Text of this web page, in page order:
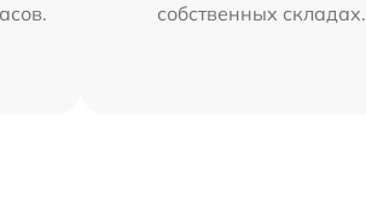
собственных складах.